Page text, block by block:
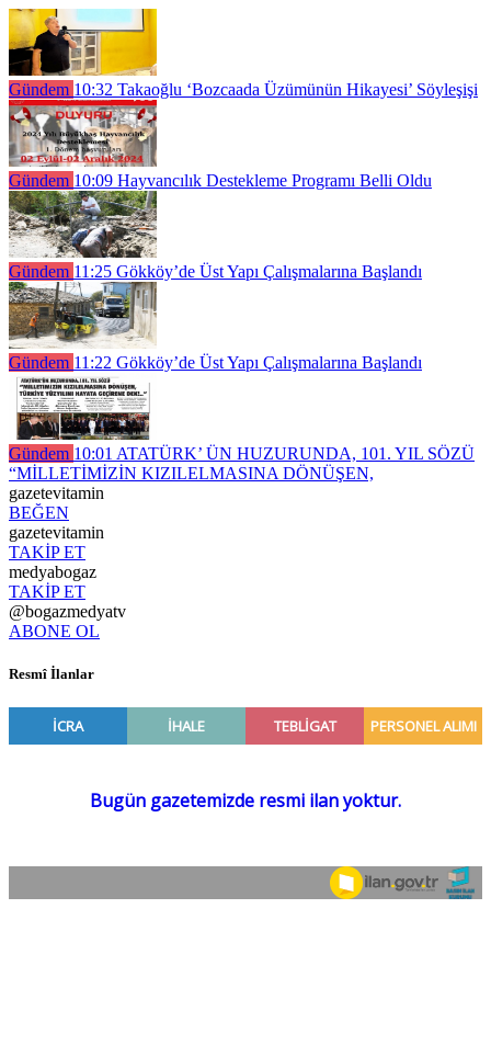
Gündem 10:32 Takaoğlu ‘Bozcaada Üzümünün Hikayesi’ Söyleşişi
Gündem 10:09 Hayvancılık Destekleme Programı Belli Oldu
Gündem 11:25 Gökköy’de Üst Yapı Çalışmalarına Başlandı
Gündem 11:22 Gökköy’de Üst Yapı Çalışmalarına Başlandı
Gündem 10:01 ATATÜRK’ ÜN HUZURUNDA, 101. YIL SÖZÜ
“MİLLETİMİZİN KIZILELMASINA DÖNÜŞEN,
gazetevitamin
BEĞEN
gazetevitamin
TAKİP ET
medyabogaz
TAKİP ET
@bogazmedyatv
ABONE OL
Resmî İlanlar